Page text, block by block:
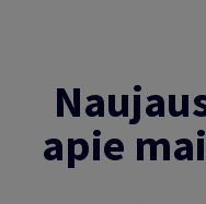
apie